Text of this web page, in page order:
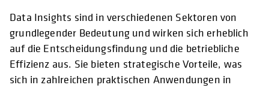
Data Insights sind in verschiedenen Sektoren von
grundlegender Bedeutung und wirken sich erheblich
auf die Entscheidungsfindung und die betriebliche
Effizienz aus. Sie bieten strategische Vorteile, was
sich in zahlreichen praktischen Anwendungen in